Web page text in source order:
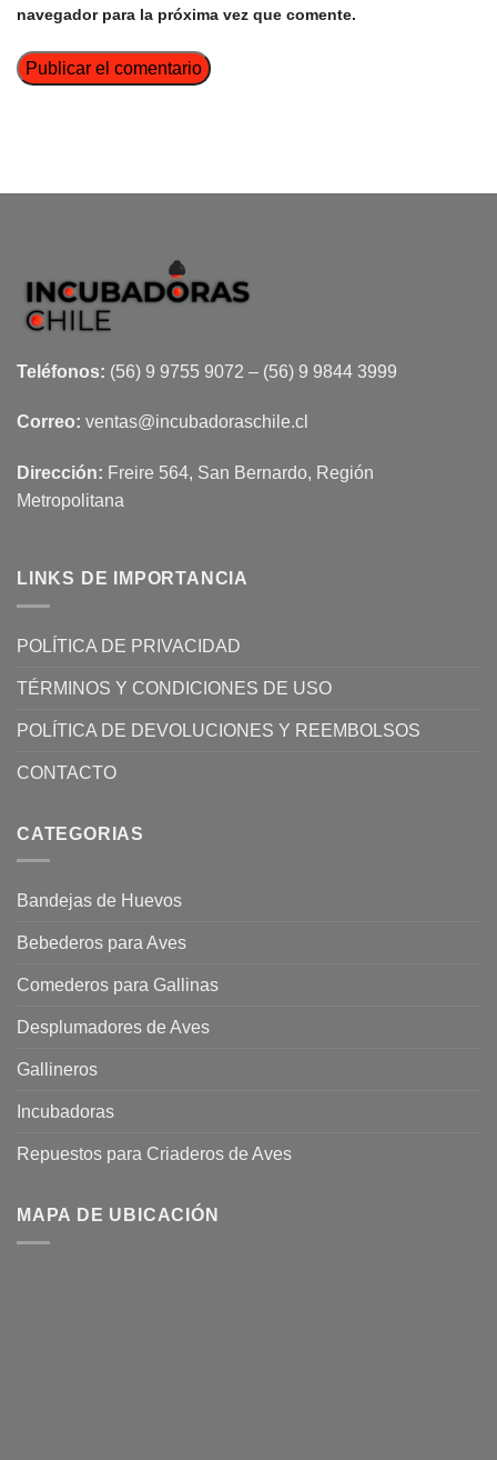
navegador para la próxima vez que comente.
Teléfonos: (56) 9 9755 9072 – (56) 9 9844 3999
Correo: ventas@incubadoraschile.cl
Dirección: Freire 564, San Bernardo, Región
Metropolitana
LINKS DE IMPORTANCIA
POLÍTICA DE PRIVACIDAD
TÉRMINOS Y CONDICIONES DE USO
POLÍTICA DE DEVOLUCIONES Y REEMBOLSOS
CONTACTO
CATEGORIAS
Bandejas de Huevos
Bebederos para Aves
Comederos para Gallinas
Desplumadores de Aves
Gallineros
Incubadoras
Repuestos para Criaderos de Aves
MAPA DE UBICACIÓN